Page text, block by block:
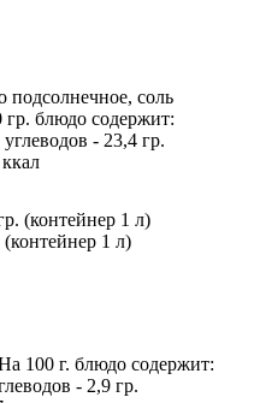
соль
гр. блюдо содержит:
- 23,4 гр.
1 л)
100 г. блюдо содержит:
- 2,9 гр.